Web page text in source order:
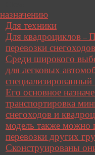
Для техники
Для квадроциклов –
перевозки
Среди широкого
для легковых
Его основное
транспортировка
снегоходов и
модель также можно
перевозки других
Сконструированы